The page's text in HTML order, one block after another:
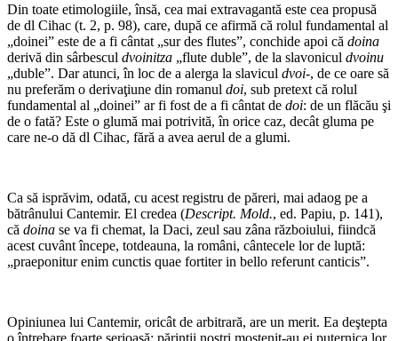
Din toate etimologiile, însă, cea mai extravagantă este cea propusă
de dl Cihac (t. 2, p. 98), care, după ce afirmă că rolul fundamental al
„doinei” este de a fi cântat „sur des flutes”, conchide apoi că doina
derivă din sârbescul dvoinitza „flute duble”, de la slavonicul dvoinu
„duble”. Dar atunci, în loc de a alerga la slavicul dvoi-, de ce oare să
nu preferăm o derivaţiune din romanul doi, sub pretext că rolul
fundamental al „doinei” ar fi fost de a fi cântat de doi: de un flăcău şi
de o fată? Este o glumă mai potrivită, în orice caz, decât gluma pe
care ne-o dă dl Cihac, fără a avea aerul de a glumi.
Ca să isprăvim, odată, cu acest registru de păreri, mai adaog pe a
bătrânului Cantemir. El credea (Descript. Mold., ed. Papiu, p. 141),
că doina se va fi chemat, la Daci, zeul sau zâna războiului, fiindcă
acest cuvânt începe, totdeauna, la români, cântecele lor de luptă:
„praeponitur enim cunctis quae fortiter in bello referunt canticis”.
Opiniunea lui Cantemir, oricât de arbitrară, are un merit. Ea deştepta
o întrebare foarte serioasă: părinţii noştri moştenit-au ei puternica lor